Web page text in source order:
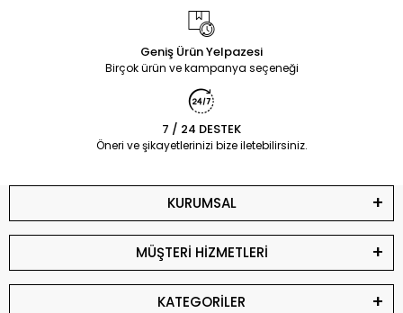
Geniş Ürün Yelpazesi
Birçok ürün ve kampanya seçeneği
7 / 24 DESTEK
Öneri ve şikayetlerinizi bize iletebilirsiniz.
KURUMSAL
MÜŞTERİ HİZMETLERİ
KATEGORİLER